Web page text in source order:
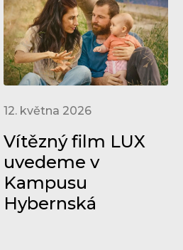
12. května 2026
Vítězný film LUX
uvedeme v
Kampusu
Hybernská